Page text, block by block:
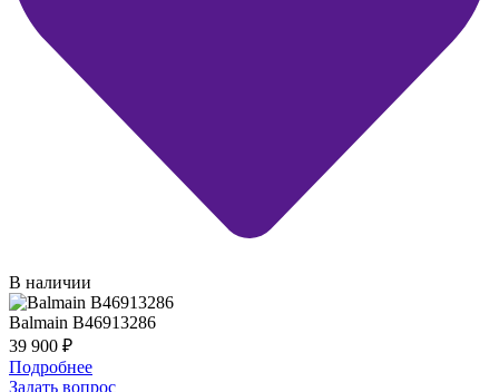
В наличии
Balmain B46913286
39 900 ₽
Подробнее
Задать вопрос